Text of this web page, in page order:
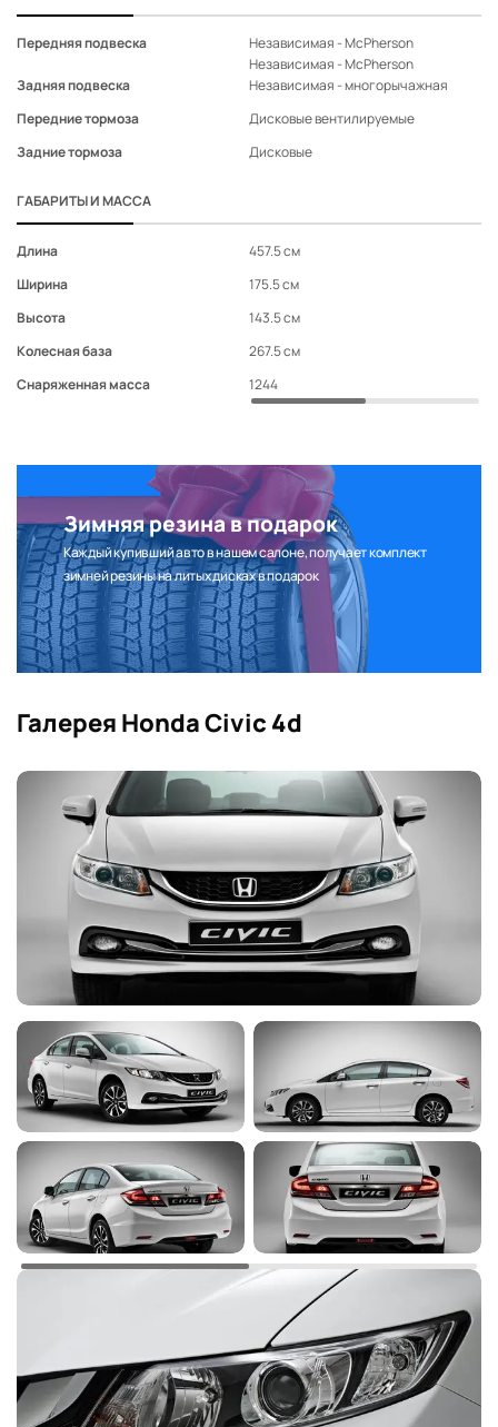
Передняя подвеска
Задняя подвеска
Передние тормоза
Задние тормоза
ГАБАРИТЫ И МАССА
Длина
Ширина
Высота
Колесная база
Снаряженная масса
Независимая - McPherson
Независимая - McPherson
Независимая - многорычажная
Дисковые вентилируемые
Дисковые
457.5 см
175.5 см
143.5 см
267.5 см
1244
Зимняя резина в подарок
Каждый купивший авто в нашем салоне, получает комплект
зимней резины на литых дисках в подарок
Галерея Honda Civic 4d